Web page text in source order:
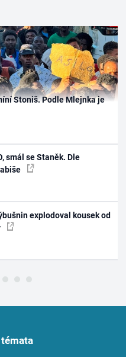
Stoniš. Podle Mlejnka je
smál se Staněk. Dle
explodoval kousek od